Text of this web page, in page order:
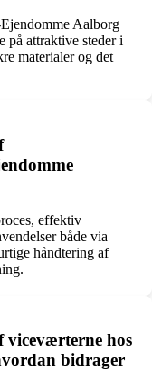
Aalborg
på attraktive steder i
materialer og det
effektiv
både via
håndtering af
viceværterne hos
bidrager